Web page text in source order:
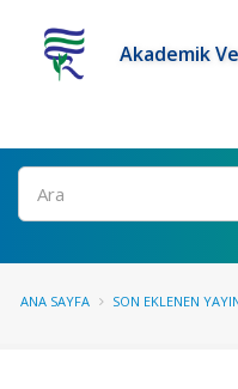
Akademik
Ara
ANA SAYFA SON EKLENEN